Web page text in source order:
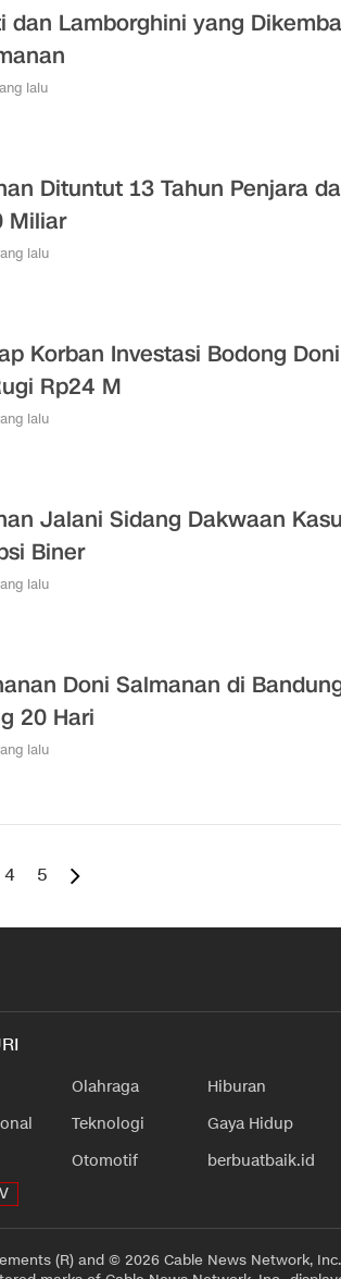
dan Lamborghini yang
lalu
Dituntut 13 Tahun Penjara
Miliar
lalu
Korban Investasi Bodong Doni
Rp24 M
lalu
Jalani Sidang Dakwaan
Biner
lalu
Doni Salmanan di
20 Hari
lalu
4 5
Olahraga
Teknologi
Otomotif
Hiburan
Gaya Hidup
berbuatbaik.id
(R) and © 2026 Cable News Network,